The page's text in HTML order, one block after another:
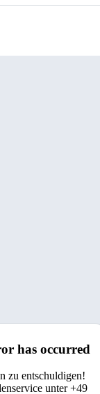
has occurred
zu entschuldigen!
unter +49